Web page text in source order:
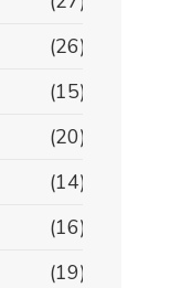
(26)
(15)
(20)
(14)
(16)
(19)